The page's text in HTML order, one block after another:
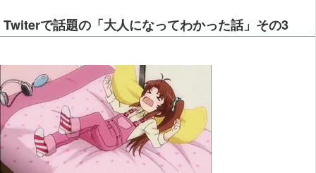
Twiterで話題の「大人になってわかった話」その3